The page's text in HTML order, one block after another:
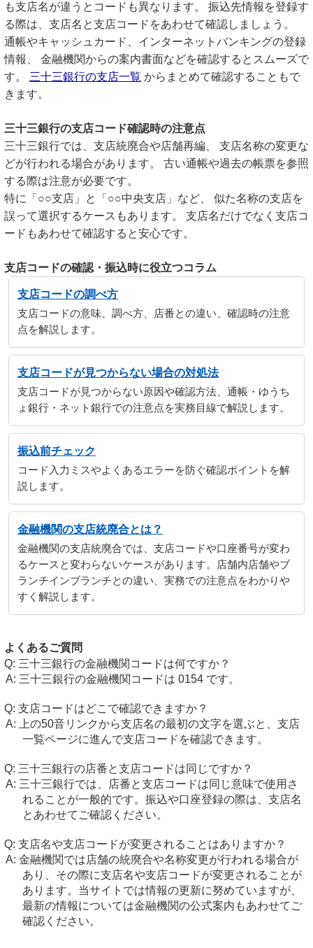
も支店名が違うとコードも異なります。 振込先情報を登録す
る際は、支店名と支店コードをあわせて確認しましょう。
通帳やキャッシュカード、インターネットバンキングの登録
情報、 金融機関からの案内書面などを確認するとスムーズで
す。 三十三銀行の支店一覧 からまとめて確認することもで
きます。
三十三銀行の支店コード確認時の注意点
三十三銀行では、支店統廃合や店舗再編、 支店名称の変更な
どが行われる場合があります。 古い通帳や過去の帳票を参照
する際は注意が必要です。
特に「○○支店」と「○○中央支店」など、 似た名称の支店を
誤って選択するケースもあります。 支店名だけでなく支店コ
ードもあわせて確認すると安心です。
支店コードの確認・振込時に役立つコラム
支店コードの調べ方
支店コードの意味、調べ方、店番との違い、確認時の注意
点を解説します。
支店コードが見つからない場合の対処法
支店コードが見つからない原因や確認方法、通帳・ゆうち
ょ銀行・ネット銀行での注意点を実務目線で解説します。
振込前チェック
コード入力ミスやよくあるエラーを防ぐ確認ポイントを解
説します。
金融機関の支店統廃合とは？
金融機関の支店統廃合では、支店コードや口座番号が変わ
るケースと変わらないケースがあります。店舗内店舗やブ
ランチインブランチとの違い、実務での注意点をわかりや
すく解説します。
よくあるご質問
三十三銀行の金融機関コードは何ですか？
三十三銀行の金融機関コードは 0154 です。
支店コードはどこで確認できますか？
上の50音リンクから支店名の最初の文字を選ぶと、支店
一覧ページに進んで支店コードを確認できます。
三十三銀行の店番と支店コードは同じですか？
三十三銀行では、店番と支店コードは同じ意味で使用さ
れることが一般的です。振込や口座登録の際は、支店名
とあわせてご確認ください。
支店名や支店コードが変更されることはありますか？
金融機関では店舗の統廃合や名称変更が行われる場合が
あり、その際に支店名や支店コードが変更されることが
あります。当サイトでは情報の更新に努めていますが、
最新の情報については金融機関の公式案内もあわせてご
確認ください。